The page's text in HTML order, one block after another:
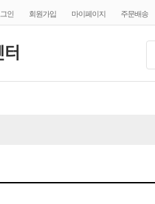
인 회원가입 마이페이지 주문배송